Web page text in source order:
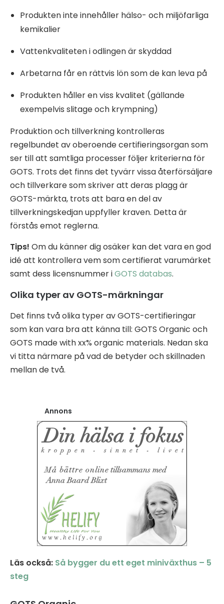
Produkten inte innehåller hälso- och miljöfarliga
kemikalier
Vattenkvaliteten i odlingen är skyddad
Arbetarna får en rättvis lön som de kan leva på
Produkten håller en viss kvalitet (gällande
exempelvis slitage och krympning)
Produktion och tillverkning kontrolleras
regelbundet av oberoende certifieringsorgan som
ser till att samtliga processer följer kriterierna för
GOTS. Trots det finns det tyvärr vissa återförsäljare
och tillverkare som skriver att deras plagg är
GOTS-märkta, trots att bara en del av
tillverkningskedjan uppfyller kraven. Detta är
förstås emot reglerna.
Tips! Om du känner dig osäker kan det vara en god
idé att kontrollera vem som certifierat varumärket
samt dess licensnummer iGOTS databas.
Olika typer av GOTS-märkningar
Det finns två olika typer av GOTS-certifieringar
som kan vara bra att känna till: GOTS Organic och
GOTS made with xx% organic materials. Nedan ska
vi titta närmare på vad de betyder och skillnaden
mellan de två.
Annons
Läs också: Så bygger du ett eget miniväxthus – 5
steg